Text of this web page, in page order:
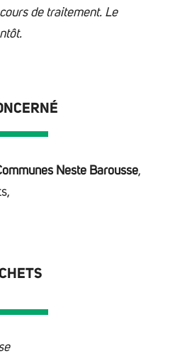
de traitement. Le
Neste Barousse,